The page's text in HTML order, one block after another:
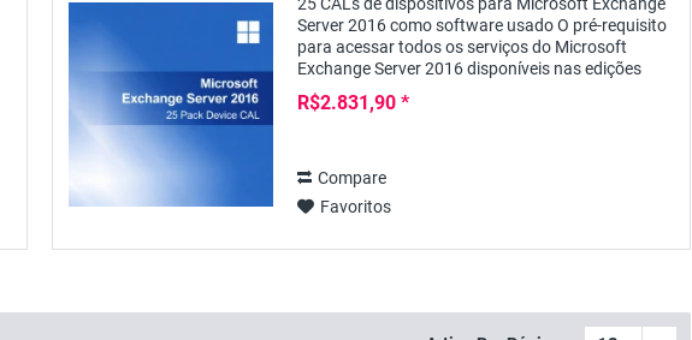
Server 2016 como software usado O pré-requisito
para acessar todos os serviços do Microsoft
Exchange Server 2016 disponíveis nas edições
Standard e Enterprise é, além da licença real do...
R$2.831,90 *
Compare
Favoritos